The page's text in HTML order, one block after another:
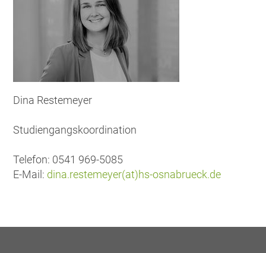
Dina Restemeyer
Studiengangskoordination
Telefon: 0541 969-5085
E-Mail: dina.restemeyer(at)hs-osnabrueck.de